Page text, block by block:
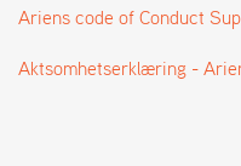
Ariens code of Conduct
Aktsomhetserklæring -